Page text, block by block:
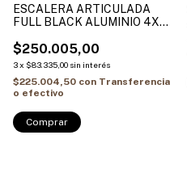
ESCALERA ARTICULADA
FULL BLACK ALUMINIO 4X4
$250.005,00
3x $83.335,00 sin interés
$225.004,50 con Transferencia
o efectivo